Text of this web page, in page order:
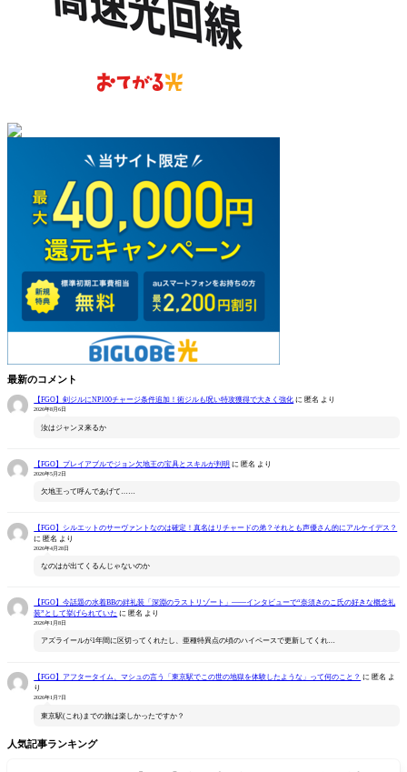
最新のコメント
【FGO】剣ジルにNP100チャージ条件追加！術ジルも呪い特攻獲得で大きく強化 に 匿名 より
2026年8月6日
汝はジャンヌ来るか
【FGO】プレイアブルでジョン欠地王の宝具とスキルが判明 に 匿名 より
2026年5月2日
欠地王って呼んであげて……
【FGO】シルエットのサーヴァントなのは確定！真名はリチャードの弟？それとも声優さん的にアルケイデス？
に 匿名 より
2026年4月28日
なのはが出てくるんじゃないのか
【FGO】今話題の水着BBの絆礼装「深淵のラストリゾート」――インタビューで“奈須きのこ氏の好きな概念礼
装”として挙げられていた に 匿名 より
2026年1月8日
アズライールが1年間に区切ってくれたし、亜種特異点の頃のハイペースで更新してくれ…
【FGO】アフタータイム、マシュの言う「東京駅でこの世の地獄を体験したような」って何のこと？ に 匿名 よ
り
2026年1月7日
東京駅(これ)までの旅は楽しかったですか？
人気記事ランキング